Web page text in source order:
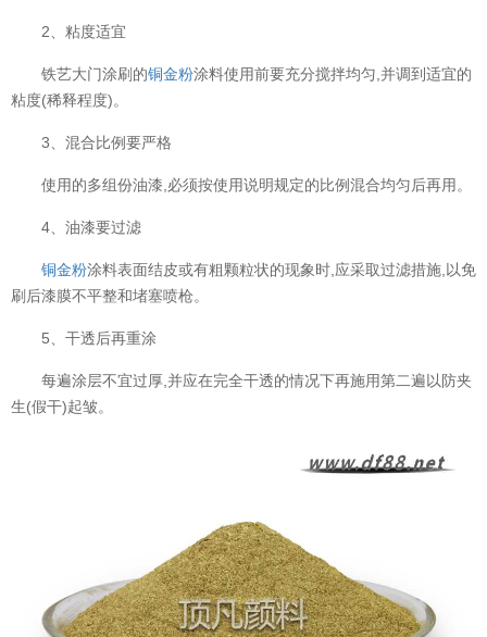
2、粘度适宜
铁艺大门涂刷的铜金粉涂料使用前要充分搅拌均匀,并调到适宜的
粘度(稀释程度)。
3、混合比例要严格
使用的多组份油漆,必须按使用说明规定的比例混合均匀后再用。
4、油漆要过滤
铜金粉涂料表面结皮或有粗颗粒状的现象时,应采取过滤措施,以免
刷后漆膜不平整和堵塞喷枪。
5、干透后再重涂
每遍涂层不宜过厚,并应在完全干透的情况下再施用第二遍以防夹
生(假干)起皱。